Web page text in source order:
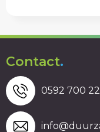
Contact.
0592 700